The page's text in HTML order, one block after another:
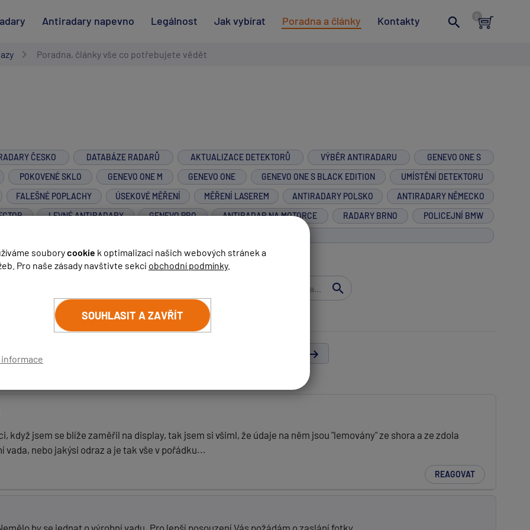
souborycookie k optimalizaci našich webových stránek a
Pro naše zásady navštivte sekci obchodní podmínky.
SOUHLASIT A ZAVŘÍT
informace
Antiradary napevno Legálnost Jak vybírat Poradna a články Kontakty
Poradna, články vše co potřebujete vědět
ČESKO DATABÁZE RADARŮ AKTUALIZACE DETEKTORŮ VÝBĚR ANTIRADARU
GENEVO ONE S
POKOVENÉ SKLO GENEVO ONE M GENEVO ONE GENEVO ONE S BLACK EDITION
UMÍSTĚNÍ DETEKTORU
FALEŠNÉ POPLACHY ÚSEKOVÉ MĚŘENÍ MĚŘENÍ LASEREM ANTIRADARY POLSKO
ANTIRADARY NĚMECKO
LEVNÉ ANTIRADARY GENEVO PRO ANTIRADAR NA MOTORCE RADARY BRNO
POLICEJNÍ BMW
…
když jsem se blíže zaměřil na display, tak jsem si všiml, že údaje na něm jsou "lemovány" ze shora a ze zdola
nebo jakýsi odraz a je tak vše v pořádku...
REAGOVAT
by se jednat o výrobní vadu. Pro lepší posouzení Vás požádám o zaslání fotky